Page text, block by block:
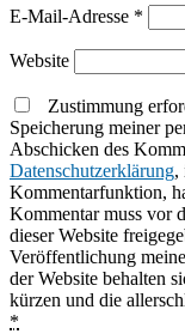
E-Mail-Adresse *
Website
Zustimmung
Speicherung meiner
Abschicken des
Datenschutzerklärung,
Kommentarfunktion,
Kommentar muss vor
dieser Website
Veröffentlichung
der Website behalten
kürzen und die
*